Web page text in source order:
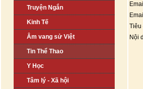
Truyện Ngắn
Kinh Tế
Âm vang sử Việt
Tin Thể Thao
Y Học
Tâm lý - Xã hội
Tiêu
Nội